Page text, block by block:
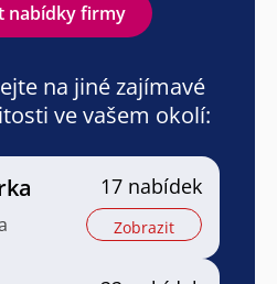
nabídky firmy
na jiné zajímavé
ve vašem okolí:
17 nabídek
Zobrazit